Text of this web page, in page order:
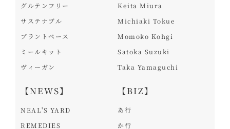
グルテンフリー
サステナブル
プラントベース
ミールキット
ヴィーガン
【NEWS】
NEAL'S YARD
REMEDIES
Keita Miura
Michiaki Tokue
Momoko Kohgi
Satoka Suzuki
Taka Yamaguchi
【BIZ】
あ行
か行